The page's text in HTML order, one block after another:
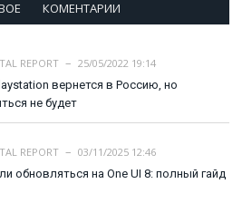
КОМЕНТАРИИ
REPORT
25/05/2022 19:14
вернется в Россию, но
не будет
REPORT
03/11/2025 12:46
обновляться на One UI 8: полный гайд